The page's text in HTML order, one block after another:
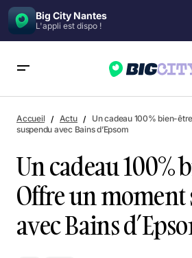
Big City Nantes
L'appli est dispo !
Bains d’Epsom
Accueil Actu
Un cadeau 100% bien-
suspendu avec Bains d’Epsom
Un cadeau 100%
Offre un moment
avec Bains